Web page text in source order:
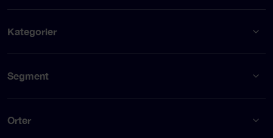
Kategorier
Segment
Orter